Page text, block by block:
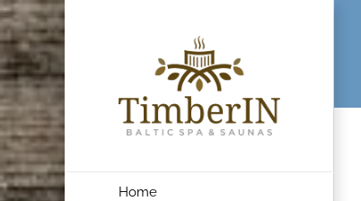
Skip
to
content
Home